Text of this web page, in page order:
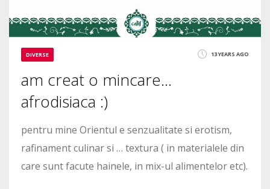
DIVERSE 13 YEARS AGO
am creat o mincare…
afrodisiaca :)
pentru mine Orientul e senzualitate si erotism,
rafinament culinar si … textura ( in materialele din
care sunt facute hainele, in mix-ul alimentelor etc).